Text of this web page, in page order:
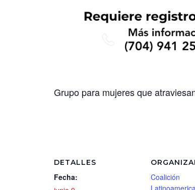
Grupo para mujeres que
DETALLES
Fecha:
Coalición